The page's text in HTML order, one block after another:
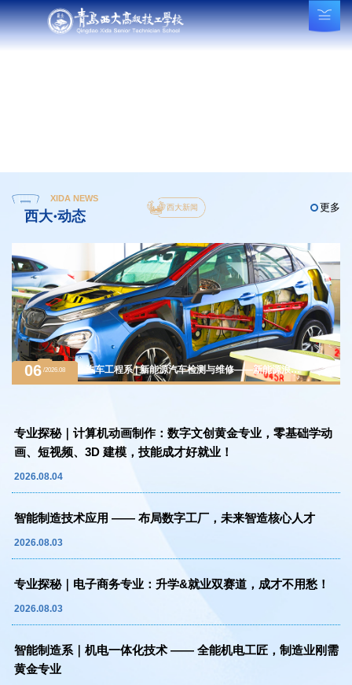
XIDA NEWS
西大·动态
西大新闻 更多
06 /2026.08
汽车工程系 | 新能源汽车检测与维修——新能源浪潮
下的黄金赛道，万亿级汽车后市场紧缺人才
专业探秘｜计算机动画制作：数字文创黄金专业，零基础学动
画、短视频、3D 建模，技能成才好就业！
2026.08.04
智能制造技术应用 —— 布局数字工厂，未来智造核心人才
2026.08.03
专业探秘｜电子商务专业：升学&就业双赛道，成才不用愁！
2026.08.03
智能制造系｜机电一体化技术 —— 全能机电工匠，制造业刚需
黄金专业